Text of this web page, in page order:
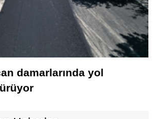
damarlarında yol